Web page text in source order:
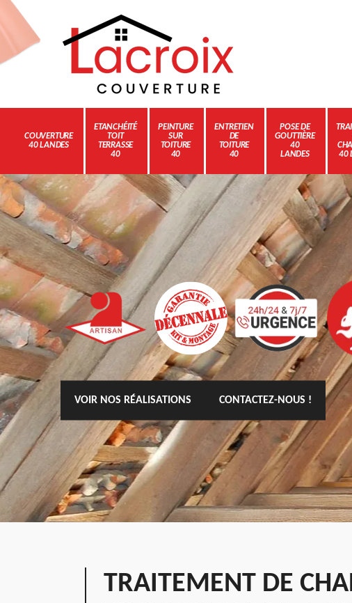
COUVERTURE
40 LANDES
ETANCHÉITÉ
TOIT
TERRASSE
40
PEINTURE
SUR
TOITURE
40
ENTRETIEN
DE
TOITURE
40
POSE DE
GOUTTIÈRE
40
LANDES
40
VOIR NOS RÉALISATIONS CONTACTEZ-NOUS !
TRAITEMENT DE